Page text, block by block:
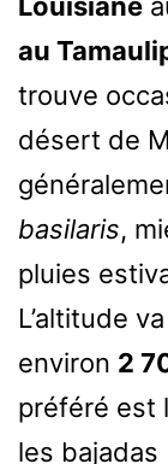
au
trouve
désert de
basilaris,
pluies
L’altitude
environ 2
préféré est
les